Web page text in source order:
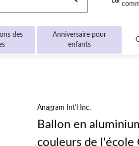
des
Anniversaire pour
enfants
Anagram Int'l Inc.
Ballon en
couleurs de l'école